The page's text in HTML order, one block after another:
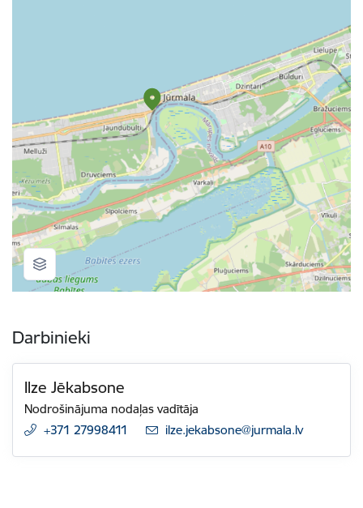
Darbinieki
Ilze Jēkabsone
Nodrošinājuma nodaļas vadītāja
+371 27998411
E-pasts:
ilze.jekabsone@jurmala.lv